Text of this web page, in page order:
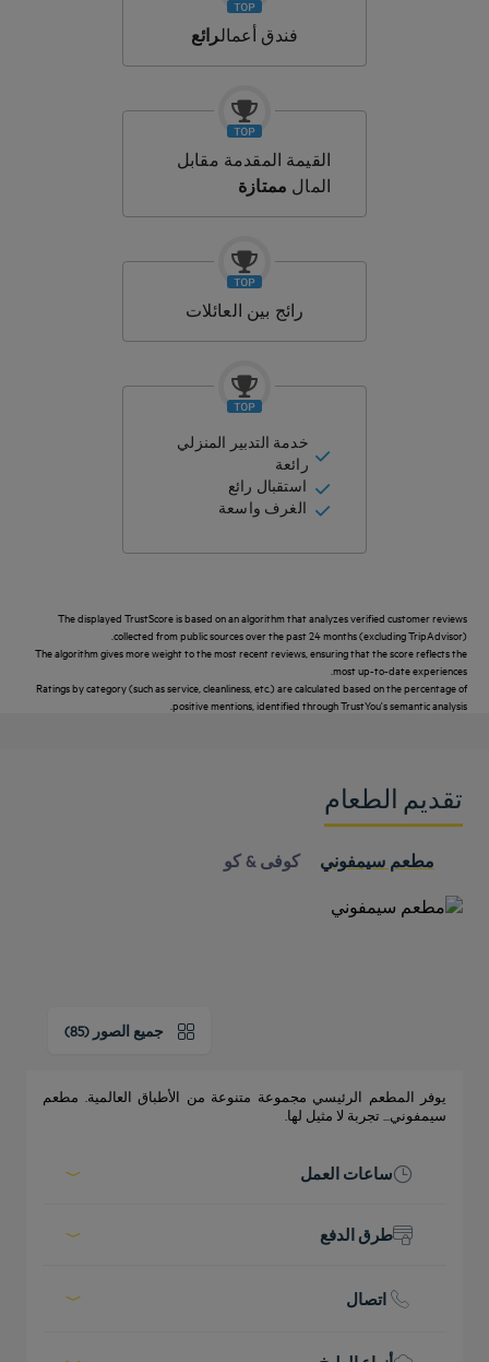
الأسئلة
Get a
callbackاتصل
فندق أعمالرائع
القيمة المقدمة مقابل
المال ممتازة
رائج بين العائلات
خدمة التدبير المنزلي
رائعة
استقبال رائع
الغرف واسعة
The displayed TrustScore is based on an algorithm that analyzes verified customer reviews
collected from public sources over the past 24 months (excluding TripAdvisor).
The algorithm gives more weight to the most recent reviews, ensuring that the score reflects the
most up-to-date experiences.
Ratings by category (such as service, cleanliness, etc.) are calculated based on the percentage of
positive mentions, identified through TrustYou's semantic analysis.
تقديم الطعام
مطعم سيمفوني كوفى & كو
جميع الصور (85)
يوفر المطعم الرئيسي مجموعة متنوعة من الأطباق العالمية. مطعم
سيمفوني... تجربة لا مثيل لها.
ساعات العمل
06:30 - 10:30
12:30 - 15:30
الاطلاع على جميع الجداول الزمنية
طرق الدفع
Credit cards
اتصال